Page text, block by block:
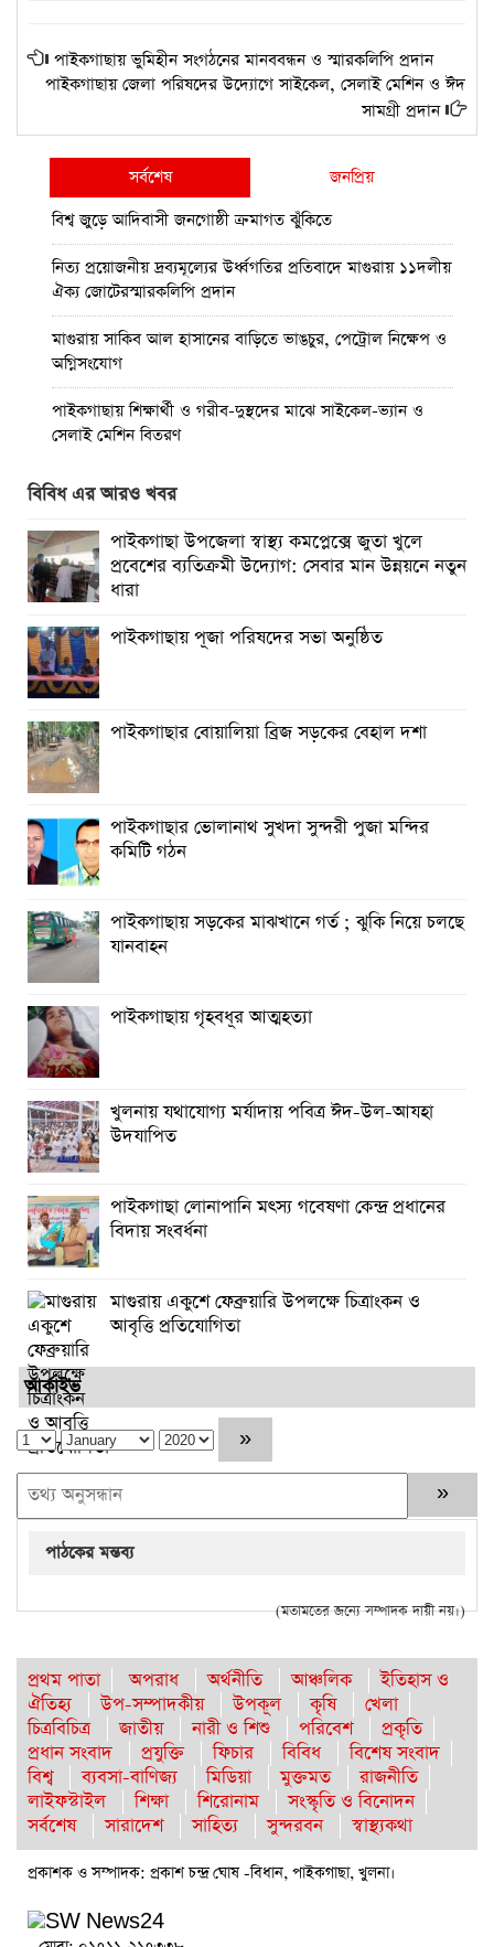
পাইকগাছায় ভুমিহীন সংগঠনের মানববন্ধন ও স্মারকলিপি প্রদান
পাইকগাছায় জেলা পরিষদের উদ্যোগে সাইকেল, সেলাই মেশিন ও ঈদ
সামগ্রী প্রদান
সর্বশেষ
জনপ্রিয়
বিশ্ব জুড়ে আদিবাসী জনগোষ্ঠী ক্রমাগত ঝুঁকিতে
নিত্য প্রয়োজনীয় দ্রব্যমূল্যের উর্ধ্বগতির প্রতিবাদে মাগুরায় ১১দলীয়
ঐক্য জোটেরস্মারকলিপি প্রদান
মাগুরায় সাকিব আল হাসানের বাড়িতে ভাঙচুর, পেট্রোল নিক্ষেপ ও
অগ্নিসংযোগ
পাইকগাছায় শিক্ষার্থী ও গরীব-দুস্থদের মাঝে সাইকেল-ভ্যান ও
সেলাই মেশিন বিতরণ
পাইকগাছায় জুলাই উদযাপন উপলক্ষে বিএনপির আনন্দ মিছিল ও
সমাবেশ
পাইকগাছায় জুলাই গণঅভ্যুত্থান দিবস পালিত
মাগুরায় জুলাই গণঅভ্যুত্থান দিবস পালিত
বর্ষার প্রকৃতি রাঙিয়ে তুলেছে কদম ফুল
বিবিধ এর আরও খবর
পাইকগাছা উপজেলা স্বাস্থ্য কমপ্লেক্সে জুতা খুলে
প্রবেশের ব্যতিক্রমী উদ্যোগ: সেবার মান উন্নয়নে নতুন
ধারা
পাইকগাছায় পূজা পরিষদের সভা অনুষ্ঠিত
পাইকগাছার বোয়ালিয়া ব্রিজ সড়কের বেহাল দশা
পাইকগাছার ভোলানাথ সুখদা সুন্দরী পুজা মন্দির
কমিটি গঠন
পাইকগাছায় সড়কের মাঝখানে গর্ত ; ঝুকি নিয়ে চলছে
যানবাহন
পাইকগাছায় গৃহবধূর আত্মহত্যা
খুলনায় যথাযোগ্য মর্যাদায় পবিত্র ঈদ-উল-আযহা
উদযাপিত
পাইকগাছা লোনাপানি মৎস্য গবেষণা কেন্দ্র প্রধানের
বিদায় সংবর্ধনা
মাগুরায় একুশে ফেব্রুয়ারি উপলক্ষে চিত্রাংকন ও
আবৃত্তি প্রতিযোগিতা
আর্কাইভ
পাঠকের মন্তব্য
(মতামতের জন্যে সম্পাদক দায়ী নয়।)
প্রথম পাতা অপরাধ অর্থনীতি আঞ্চলিক
ইতিহাস ও
ঐতিহ্য
উপ-সম্পাদকীয় উপকূল কৃষি
খেলা
চিত্রবিচিত্র
জাতীয় নারী ও শিশু পরিবেশ
প্রকৃতি
প্রধান সংবাদ
প্রযুক্তি ফিচার বিবিধ
বিশেষ সংবাদ
বিশ্ব
ব্যবসা-বাণিজ্য মিডিয়া মুক্তমত
রাজনীতি
লাইফস্টাইল
শিক্ষা শিরোনাম
সংস্কৃতি ও বিনোদন
সর্বশেষ
সারাদেশ সাহিত্য সুন্দরবন স্বাস্থ্যকথা
প্রকাশক ও সম্পাদক: প্রকাশ চন্দ্র ঘোষ -বিধান, পাইকগাছা, খুলনা।